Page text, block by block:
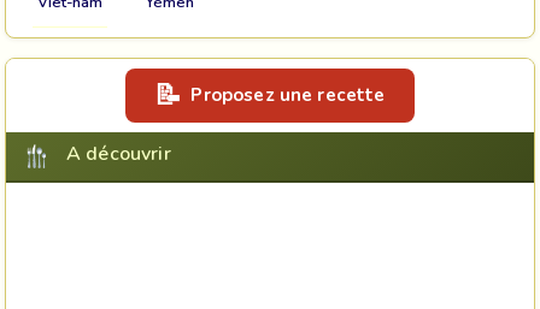
Proposez une recette
A découvrir